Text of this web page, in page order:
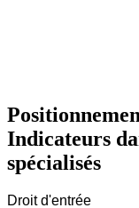
Indicateurs
spécialisés